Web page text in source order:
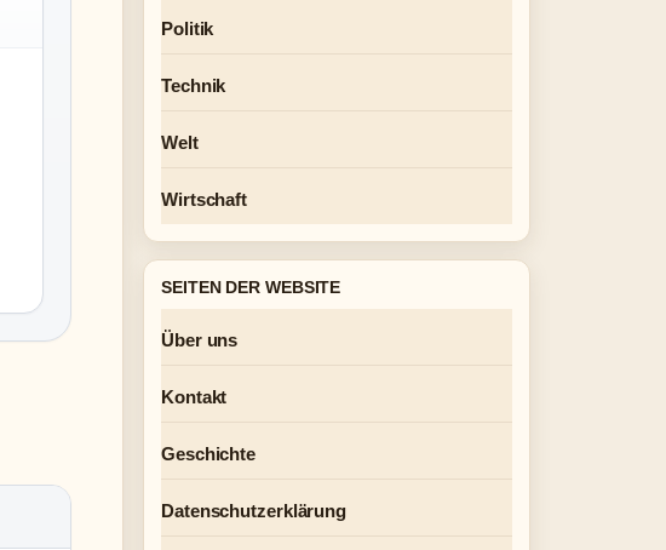
Politik
Technik
Welt
Wirtschaft
SEITEN DER WEBSITE
Über uns
Kontakt
Geschichte
Datenschutzerklärung